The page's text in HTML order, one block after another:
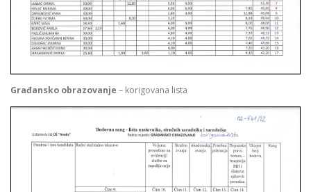
Građansko obrazovanje – korigovana lista